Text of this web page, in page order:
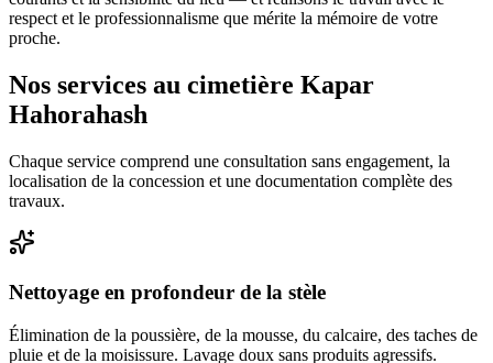
respect et le professionnalisme que mérite la mémoire de votre
proche.
Nos services au cimetière Kapar
Hahorahash
Chaque service comprend une consultation sans engagement, la
localisation de la concession et une documentation complète des
travaux.
Nettoyage en profondeur de la stèle
Élimination de la poussière, de la mousse, du calcaire, des taches de
pluie et de la moisissure. Lavage doux sans produits agressifs.